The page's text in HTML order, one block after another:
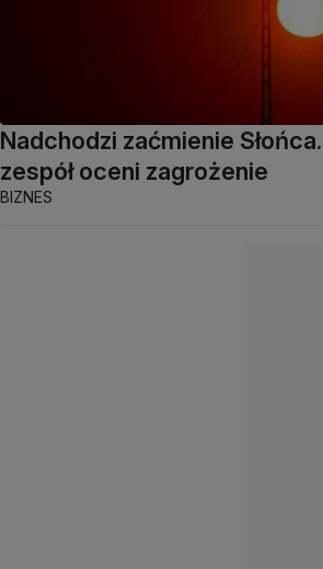
Nadchodzi zaćmienie
zespół oceni zagrożenie
BIZNES